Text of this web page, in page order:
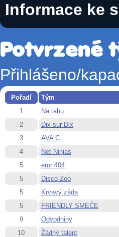
Informace ke
Potvrzené
Přihlášeno/
Pořadí
Tým
1
Na tahu
2
Dix sur Dix
3
AVA C
4
Net Ninjas
5
eror 404
5
Disco Zoo
5
Krvavý záda
5
FRIENDLY SMEČE
9
Odvodniny
10
Žádný talent